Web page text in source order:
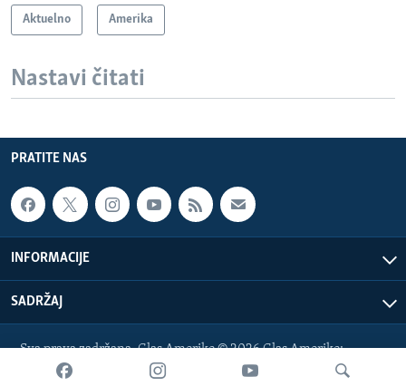
Aktuelno Amerika
Nastavi čitati
PRATITE NAS
INFORMACIJE
SADRŽAJ
Sva prava zadržana. Glas Amerike © 2026 Glas Amerike:
bosnian-service@voanews.com